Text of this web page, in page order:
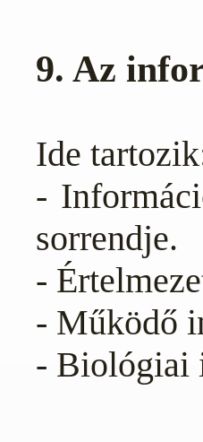
9. Az
Ide
-
sorrendje.
-
- Működő
- Biológiai